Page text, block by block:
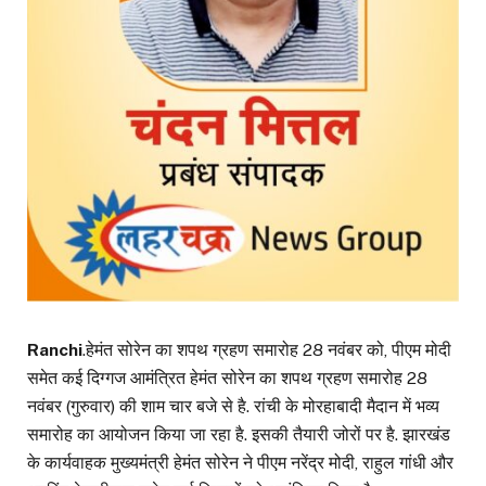
Ranchi.हेमंत सोरेन का शपथ ग्रहण समारोह 28 नवंबर को, पीएम मोदी
समेत कई दिग्गज आमंत्रित हेमंत सोरेन का शपथ ग्रहण समारोह 28
नवंबर (गुरुवार) की शाम चार बजे से है. रांची के मोरहाबादी मैदान में भव्य
समारोह का आयोजन किया जा रहा है. इसकी तैयारी जोरों पर है. झारखंड
के कार्यवाहक मुख्यमंत्री हेमंत सोरेन ने पीएम नरेंद्र मोदी, राहुल गांधी और